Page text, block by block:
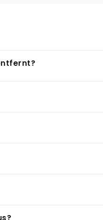
bekannt
da du das
entlang des
längere Etappen